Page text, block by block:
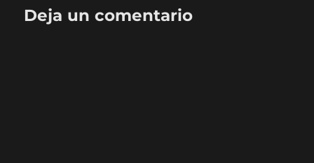
Deja un comentario